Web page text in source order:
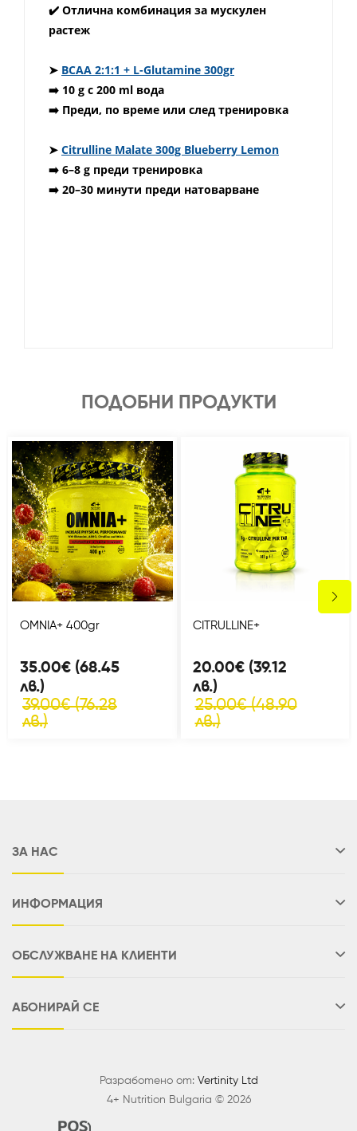
✔️ Отлична комбинация за мускулен
растеж
➤ BCAA 2:1:1 + L-Glutamine 300gr
➡️ 10 g с 200 ml вода
➡️ Преди, по време или след тренировка
➤ Citrulline Malate 300g Blueberry Lemon
➡️ 6–8 g преди тренировка
➡️ 20–30 минути преди натоварване
ПОДОБНИ ПРОДУКТИ
OMNIA+ 400gr
35.00€ (68.45
лв.)
39.00€ (76.28
лв.)
CITRULLINE+
20.00€ (39.12
лв.)
25.00€ (48.90
лв.)
ЗА НАС
ИНФОРМАЦИЯ
ОБСЛУЖВАНЕ НА КЛИЕНТИ
АБОНИРАЙ СЕ
Разработено от: Vertinity Ltd
4+ Nutrition Bulgaria © 2026